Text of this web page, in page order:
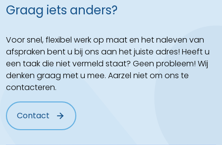
Graag iets anders?
Voor snel, flexibel werk op maat en het naleven van
afspraken bent u bij ons aan het juiste adres! Heeft u
een taak die niet vermeld staat? Geen probleem! Wij
denken graag met u mee. Aarzel niet om ons te
contacteren.
Contact